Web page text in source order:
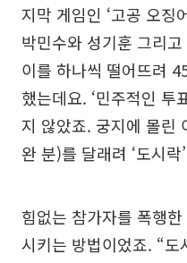
지막 게임인 ‘고공 오징
박민수와 성기훈 그리
이를 하나씩 떨어뜨려
했는데요. ‘민주적인 투
지 않았죠. 궁지에 몰린
완 분)를 달래려 ‘도시
힘없는 참가자를 폭행한
시키는 방법이었죠. “도